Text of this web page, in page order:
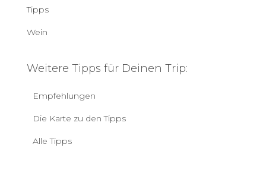
Tipps
Wein
Weitere Tipps für Deinen Trip:
Empfehlungen
Die Karte zu den Tipps
Alle Tipps